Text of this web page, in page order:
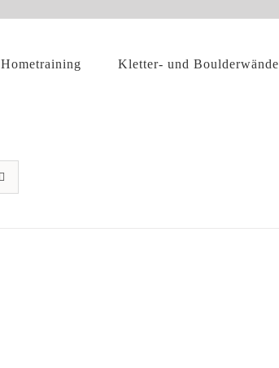
Hometraining Kletter- und Boulderwände